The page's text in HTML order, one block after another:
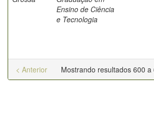
Ensino de Ciência
e Tecnologia
Mostrando resultados 600
< Anterior